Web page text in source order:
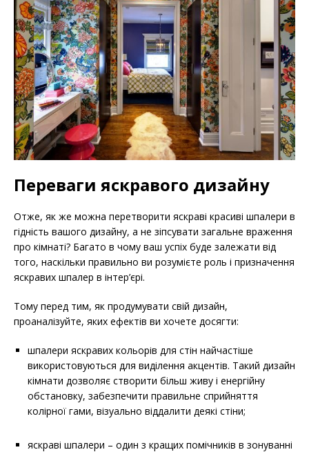
Переваги яскравого дизайну
Отже, як же можна перетворити яскраві красиві шпалери в
гідність вашого дизайну, а не зіпсувати загальне враження
про кімнаті? Багато в чому ваш успіх буде залежати від
того, наскільки правильно ви розумієте роль і призначення
яскравих шпалер в інтер’єрі.
Тому перед тим, як продумувати свій дизайн,
проаналізуйте, яких ефектів ви хочете досягти:
шпалери яскравих кольорів для стін найчастіше
використовуються для виділення акцентів. Такий дизайн
кімнати дозволяє створити більш живу і енергійну
обстановку, забезпечити правильне сприйняття
колірної гами, візуально віддалити деякі стіни;
яскраві шпалери – один з кращих помічників в зонуванні